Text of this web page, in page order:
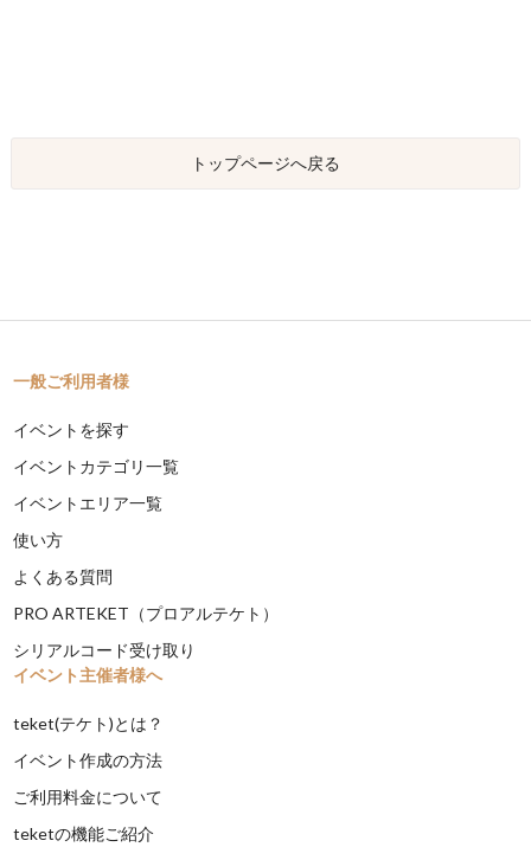
トップページへ戻る
一般ご利用者様
イベントを探す
イベントカテゴリ一覧
イベントエリア一覧
使い方
よくある質問
PRO ARTEKET（プロアルテケト）
シリアルコード受け取り
イベント主催者様へ
teket(テケト)とは？
イベント作成の方法
ご利用料金について
teketの機能ご紹介